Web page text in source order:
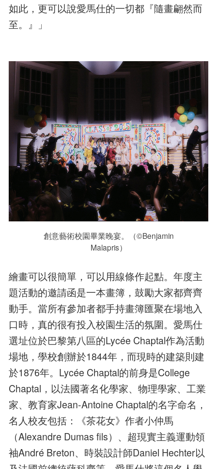
如此，更可以說愛馬仕的一切都『隨畫翩然而
至。』」
創意藝術校園畢業晚宴。（©Benjamin
Malapris）
繪畫可以很簡單，可以用線條作起點。年度主
題活動的邀請函是一本畫簿，鼓勵大家都齊齊
動手。當所有參加者都手持畫簿匯聚在場地入
口時，真的很有投入校園生活的氛圍。愛馬仕
選址位於巴黎第八區的Lycée Chaptal作為活動
場地，學校創辦於1844年，而現時的建築則建
於1876年。Lycée Chaptal的前身是College
Chaptal，以法國著名化學家、物理學家、工業
家、教育家Jean-Antoine Chaptal的名字命名，
名人校友包括：《茶花女》作者小仲馬
（Alexandre Dumas fils）、超現實主義運動領
袖André Breton、時裝設計師Daniel Hechter以